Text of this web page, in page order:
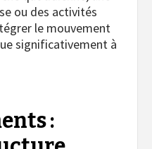
ou des activités
le mouvement
significativement à
: